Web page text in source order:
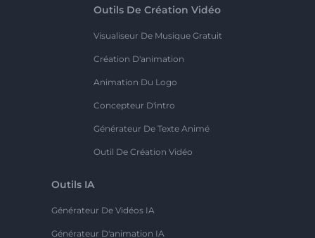
Outils De Création Vidéo
Visualiseur De Musique Gratuit
Création D'animation
Animation Du Logo
Concepteur D'intro
Générateur De Texte Animé
Outil De Création Vidéo
Outils IA
Générateur De Vidéos IA
Générateur D'animation IA